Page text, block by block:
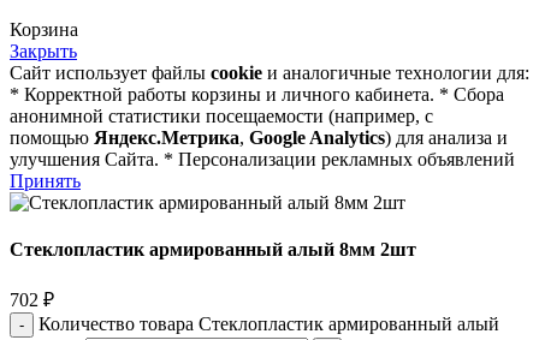
Корзина
Закрыть
Сайт использует файлы cookie и аналогичные технологии для:
* Корректной работы корзины и личного кабинета. * Сбора
анонимной статистики посещаемости (например, с
помощью Яндекс.Метрика, Google Analytics) для анализа и
улучшения Сайта. * Персонализации рекламных объявлений
Принять
Стеклопластик армированный алый 8мм 2шт
702 ₽
Количество товара Стеклопластик армированный алый